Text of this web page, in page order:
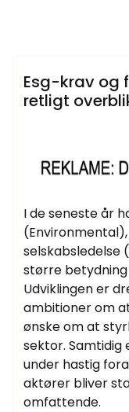
Samtlige Guides
Esg-krav og
retligt
I de seneste år
selskabsledelse
større
Udviklingen er
ambitioner om
ønske om at
sektor. Samtidig
under hastig
aktører bliver
omfattende.